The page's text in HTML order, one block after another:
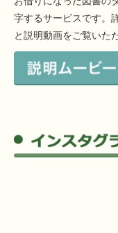
字するサービスです。
と説明動画をご覧いた